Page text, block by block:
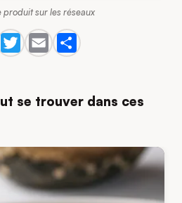
produit sur les réseaux
se trouver dans ces